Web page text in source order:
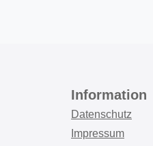
Information
Datenschutz
Impressum